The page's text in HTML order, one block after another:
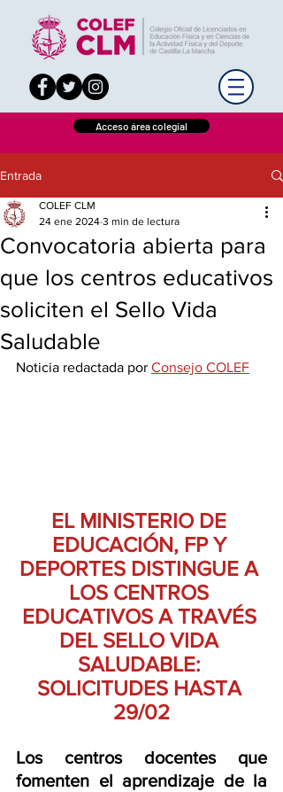
Acceso área colegial
Entrada
Convocatoria abierta para
que los centros educativos
soliciten el Sello Vida
Saludable
COLEF CLM
24 ene 2024 3 min de lectura
Noticia redactada por Consejo COLEF
EL MINISTERIO DE
EDUCACIÓN, FP Y
DEPORTES DISTINGUE A
LOS CENTROS
EDUCATIVOS A TRAVÉS
DEL SELLO VIDA
SALUDABLE:
SOLICITUDES HASTA
29/02
Los centros docentes que
fomenten el aprendizaje de la